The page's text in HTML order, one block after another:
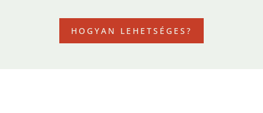
HOGYAN LEHETSÉGES?